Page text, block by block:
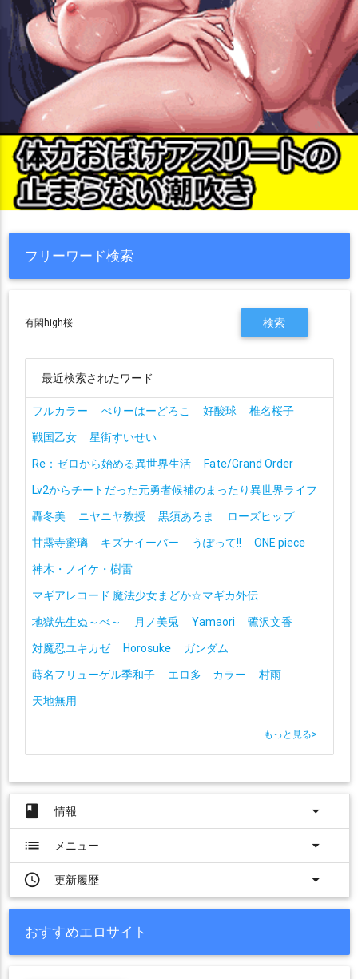
フリーワード検索
最近検索されたワード
フルカラー べりーはーどろこ 好酸球
椎名桜子
戦国乙女
星街すいせい
Re：ゼロから始める異世界生活
Fate/Grand Order
Lv2からチートだった元勇者候補のまったり異世界ライフ
轟冬美
ニヤニヤ教授 黒須あろま
ローズヒップ
甘露寺蜜璃
キズナイーバー うぽって!!
ONE piece
神木・ノイケ・樹雷
マギアレコード 魔法少女まどか☆マギカ外伝
地獄先生ぬ～べ～
月ノ美兎 Yamaori
鷺沢文香
対魔忍ユキカゼ
Horosuke
ガンダム
蒔名フリューゲル季和子
エロ多 カラー
村雨
天地無用
もっと見る>
book 情報
arrow_drop_down
list
メニュー
arrow_drop_down
access_time
更新履歴 arrow_drop_down
おすすめエロサイト